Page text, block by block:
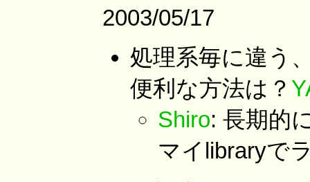
2003/05/17
処理系毎に違う
便利な方法は？
Shiro: 長期的
マイlibraryで